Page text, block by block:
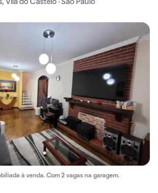
Vila do Castelo · São Paulo
à venda. Com 2 vagas na garagem.